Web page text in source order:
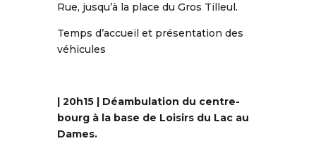
Rue, jusqu’à la place du Gros Tilleul.
Temps d’accueil et présentation des
véhicules
| 20h15 | Déambulation du centre-
bourg à la base de Loisirs du Lac au
Dames.